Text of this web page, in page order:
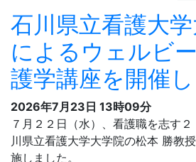
器」の開発事例を通じ、ニーズ調
のプロセスを拝聴し、「高校で行っ
来の大学での学びや研究に直接つな
感しました。